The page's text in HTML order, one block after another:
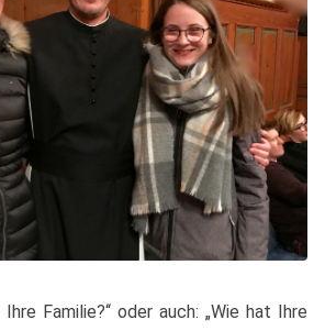
Familie?“ oder auch: „Wie hat Ihre